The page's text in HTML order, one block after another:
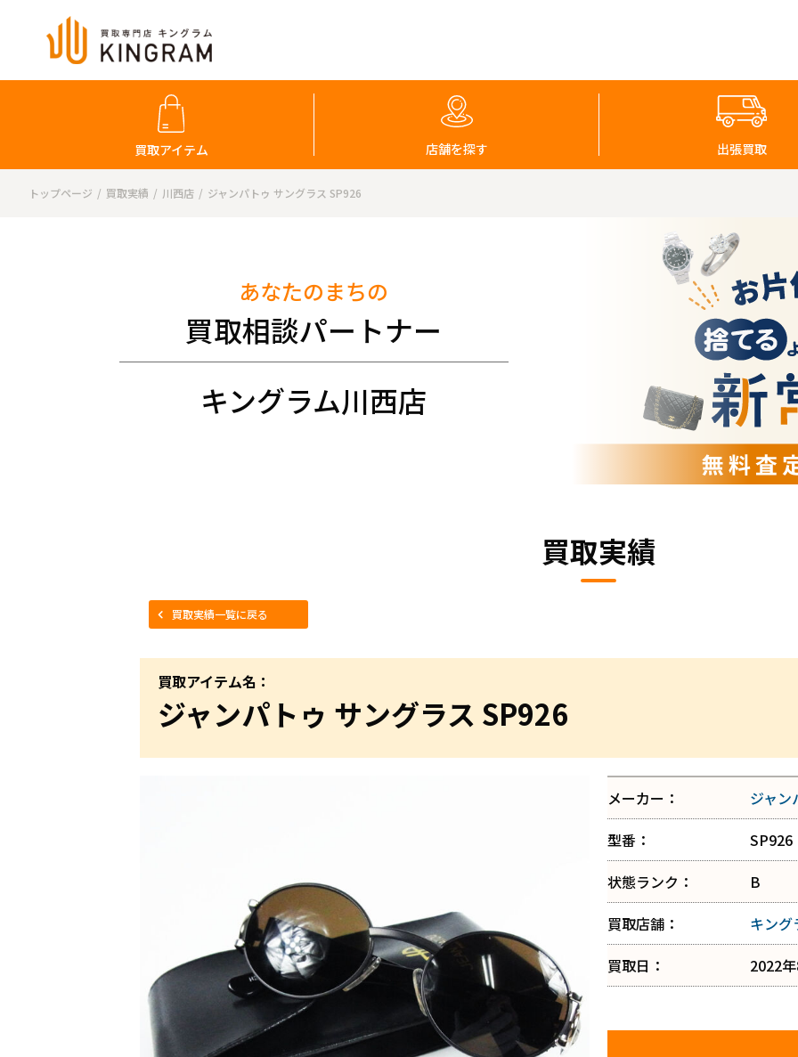
買取アイテム 店舗を探す 出張買取
トップページ 買取実績 川西店 ジャンパトゥ サングラス SP926
キングラム川西店
あなたのまちの
買取相談パートナー
買取実績
買取実績一覧に戻る
買取アイテム名：
ジャンパトゥ サングラス SP926
メーカー：
ジャン
型番：
SP926
状態ランク：
B
買取店舗：
キング
買取日：
2022